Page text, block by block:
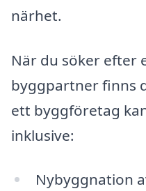
närhet.
När du söker efter
byggpartner finns
ett byggföretag
inklusive:
Nybyggnation